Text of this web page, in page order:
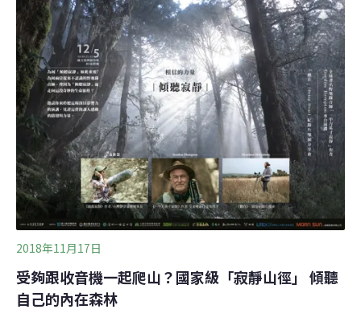
法爬上，多數就此無法回歸到野地。後來，許多工程開始
強調生態工法，但是仍有許多是以人為本而不是以生態為
本的規劃及設計。而近年政府正在推動的水環境景觀工
程，卻開始有往回頭路走的趨勢。以中部地區的幾條溪或
是水圳來說，許多水環境工程都以大量的水泥造景及燈飾
作為景觀的主軸；一些野溪則是配合了自行車道或是景觀
步道的設計。但是這些工程卻沒有考量到當地野生動物的
棲地需求甚至是生存權。以南投的貓羅溪及苗栗的西湖溪
水環境工程及苗栗卓蘭的濕地公園為例，目前正在執行或
是正在規劃的設計中，都還是以人為本，而忽視了台灣瀕
臨
2018年11月17日
受夠跟收音機一起爬山？國家級「寂靜山徑」 傾聽
自己的內在森林